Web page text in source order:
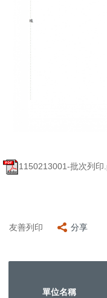
1150213001-批次列印
友善列印 分享
單位名稱